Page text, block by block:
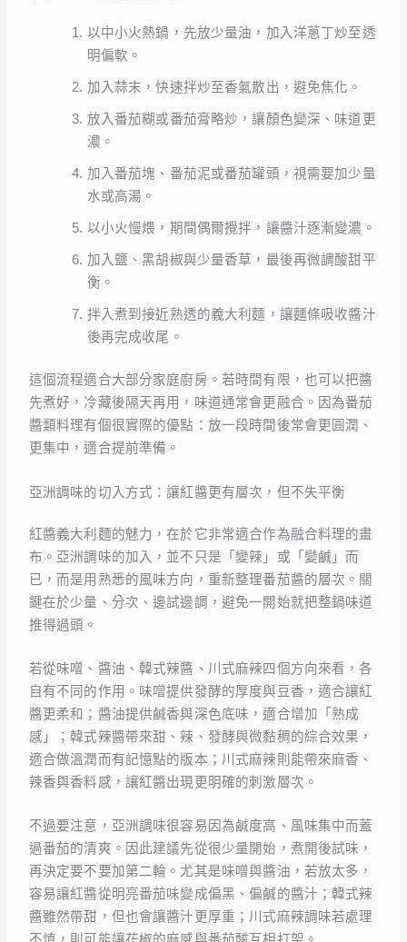
以中小火熱鍋，先放少量油，加入洋蔥丁炒至透
明偏軟。
加入蒜末，快速拌炒至香氣散出，避免焦化。
放入番茄糊或番茄膏略炒，讓顏色變深、味道更
濃。
加入番茄塊、番茄泥或番茄罐頭，視需要加少量
水或高湯。
以小火慢煨，期間偶爾攪拌，讓醬汁逐漸變濃。
加入鹽、黑胡椒與少量香草，最後再微調酸甜平
衡。
拌入煮到接近熟透的義大利麵，讓麵條吸收醬汁
後再完成收尾。
這個流程適合大部分家庭廚房。若時間有限，也可以把醬
先煮好，冷藏後隔天再用，味道通常會更融合。因為番茄
醬類料理有個很實際的優點：放一段時間後常會更圓潤、
更集中，適合提前準備。
亞洲調味的切入方式：讓紅醬更有層次，但不失平衡
紅醬義大利麵的魅力，在於它非常適合作為融合料理的畫
布。亞洲調味的加入，並不只是「變辣」或「變鹹」而
已，而是用熟悉的風味方向，重新整理番茄醬的層次。關
鍵在於少量、分次、邊試邊調，避免一開始就把整鍋味道
推得過頭。
若從味噌、醬油、韓式辣醬、川式麻辣四個方向來看，各
自有不同的作用。味噌提供發酵的厚度與豆香，適合讓紅
醬更柔和；醬油提供鹹香與深色底味，適合增加「熟成
感」；韓式辣醬帶來甜、辣、發酵與微黏稠的綜合效果，
適合做溫潤而有記憶點的版本；川式麻辣則能帶來麻香、
辣香與香料感，讓紅醬出現更明確的刺激層次。
不過要注意，亞洲調味很容易因為鹹度高、風味集中而蓋
過番茄的清爽。因此建議先從很少量開始，煮開後試味，
再決定要不要加第二輪。尤其是味噌與醬油，若放太多，
容易讓紅醬從明亮番茄味變成偏黑、偏鹹的醬汁；韓式辣
醬雖然帶甜，但也會讓醬汁更厚重；川式麻辣調味若處理